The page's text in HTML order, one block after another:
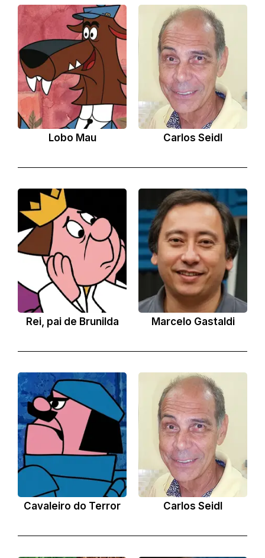
Lobo Mau Carlos Seidl
Rei, pai de Brunilda Marcelo Gastaldi
Cavaleiro do Terror Carlos Seidl